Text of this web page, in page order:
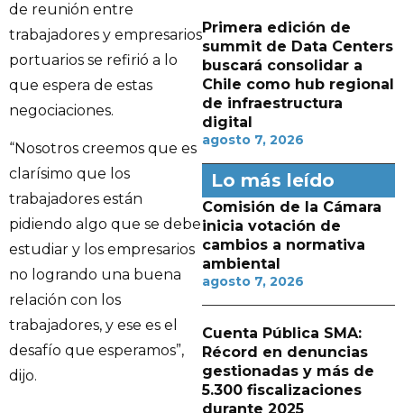
de reunión entre
trabajadores y empresarios
portuarios se refirió a lo
que espera de estas
negociaciones.
“Nosotros creemos que es
clarísimo que los
trabajadores están
pidiendo algo que se debe
estudiar y los empresarios
no logrando una buena
relación con los
trabajadores, y ese es el
desafío que esperamos”,
dijo.
Primera edición de
summit de Data Centers
buscará consolidar a
Chile como hub regional
de infraestructura
digital
agosto 7, 2026
Lo más leído
Comisión de la Cámara
inicia votación de
cambios a normativa
ambiental
agosto 7, 2026
Cuenta Pública SMA:
Récord en denuncias
gestionadas y más de
5.300 fiscalizaciones
durante 2025